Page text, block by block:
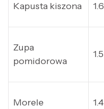
Kapusta kiszona 1.6
Zupa
pomidorowa
1.5
Morele 1.4